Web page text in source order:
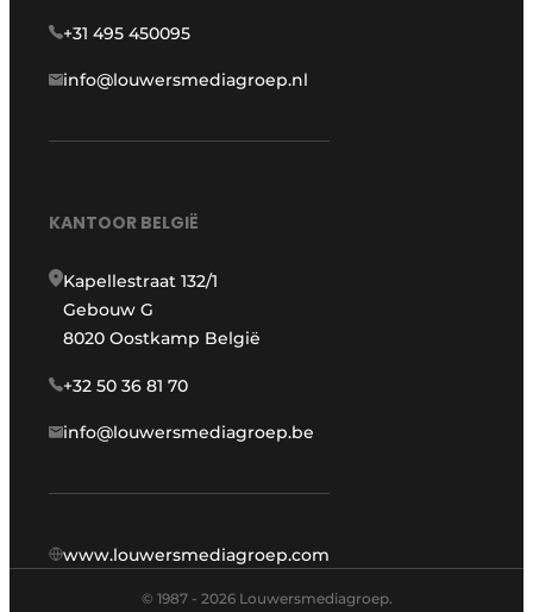
+31 495 450095
info@louwersmediagroep.nl
KANTOOR BELGIË
Kapellestraat 132/1
Gebouw G
8020 Oostkamp België
+32 50 36 81 70
info@louwersmediagroep.be
www.louwersmediagroep.com
© 1987 - 2026 Louwersmediagroep.